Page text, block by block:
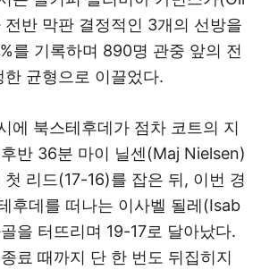
반 막판 결정적인 3개의 선방을
를 기록하며 890명 관중 앞의 전
균형으로 이끌었다.
에 북스테후데가 점차 코트의 지
반 36분 마이 닐센(Maj Nielsen)
리드(17-16)를 잡은 뒤, 이번 경
후데를 떠나는 이사벨 될레(Isab
을 터뜨리며 19-17로 달아났다.
료 때까지 단 한 번도 뒤집히지